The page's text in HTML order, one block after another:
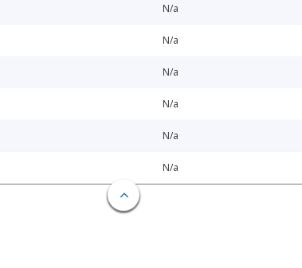
N/a
N/a
N/a
N/a
N/a
N/a